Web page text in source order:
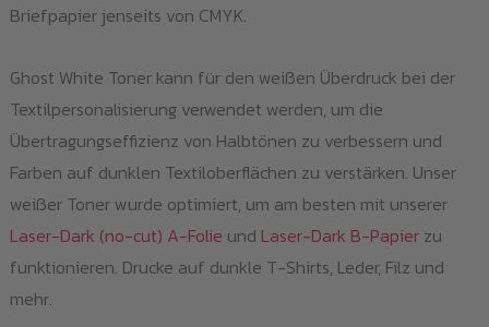
Briefpapier jenseits von CMYK.
Ghost White Toner kann für den weißen Überdruck bei der
Textilpersonalisierung verwendet werden, um die
Übertragungseffizienz von Halbtönen zu verbessern und
Farben auf dunklen Textiloberflächen zu verstärken. Unser
weißer Toner wurde optimiert, um am besten mit unserer
Laser-Dark (no-cut) A-Folie und Laser-Dark B-Papierzu
funktionieren. Drucke auf dunkle T-Shirts, Leder, Filz und
mehr.